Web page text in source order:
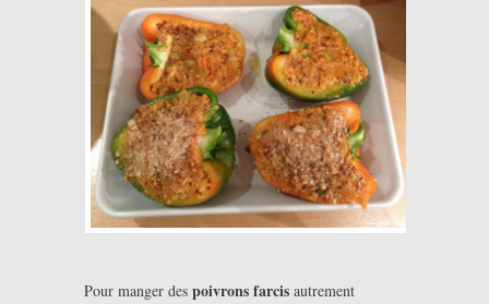
Pour manger despoivrons farcisautrement